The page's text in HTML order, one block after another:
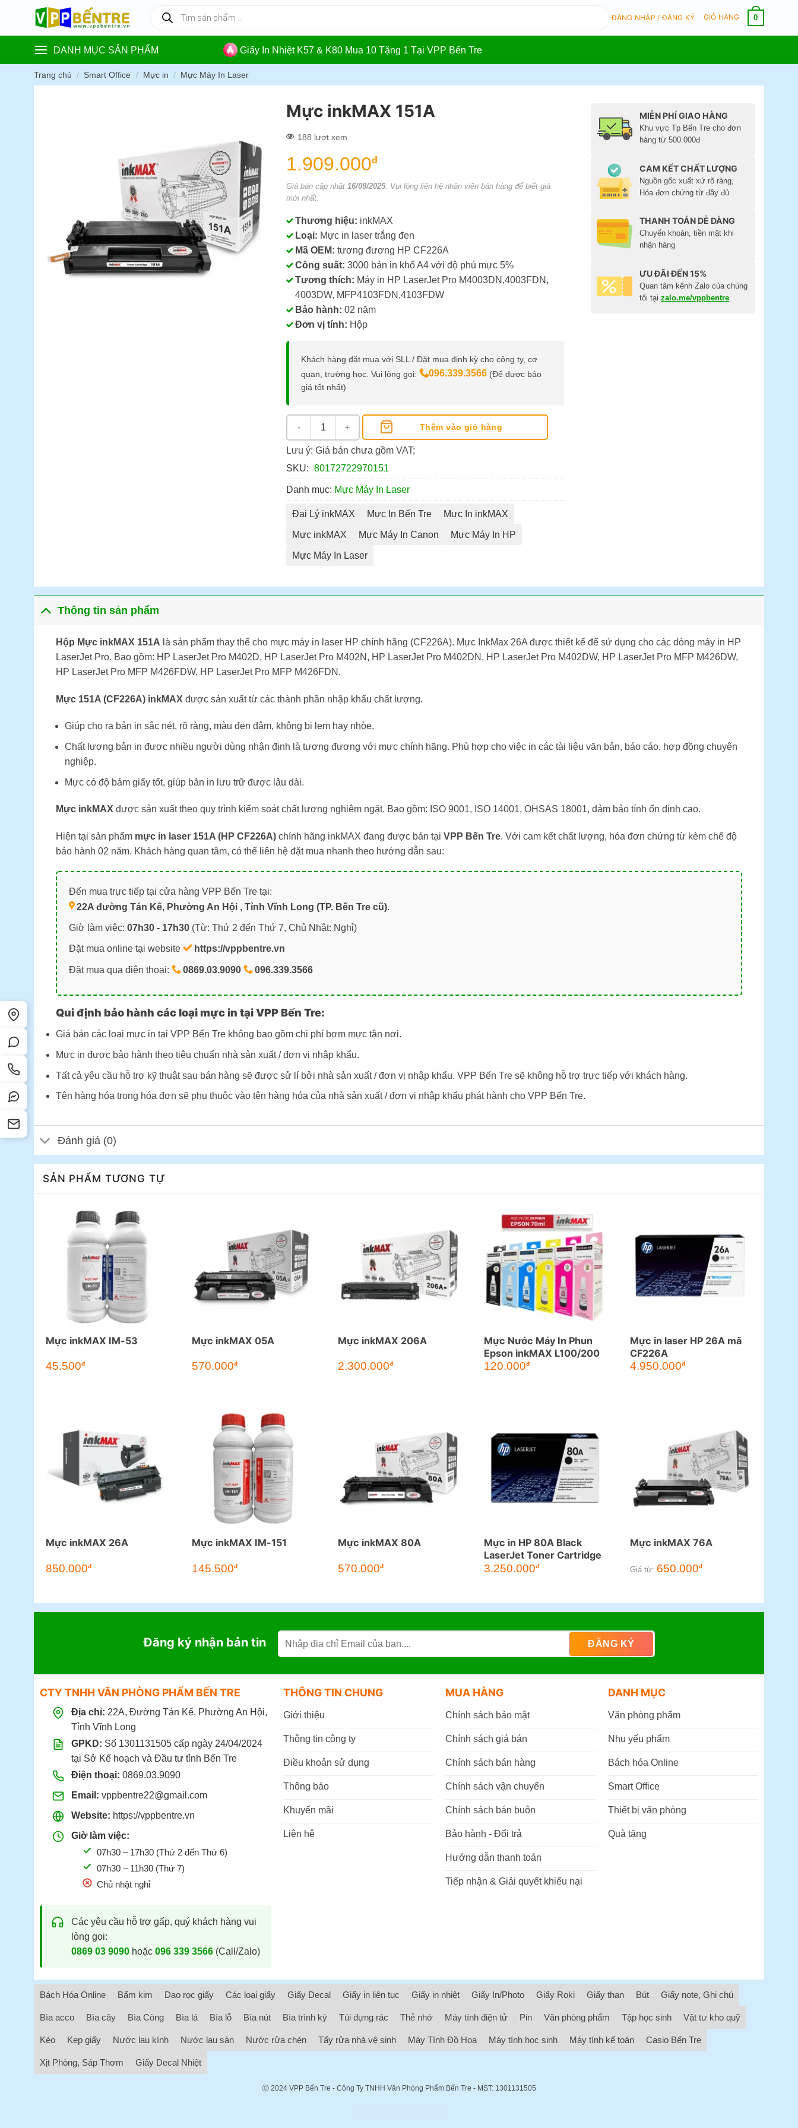
content
kiếm
phẩm
ĐĂNG NHẬP / ĐĂNG KÝ GIỎ HÀNG 0
DANH MỤC SẢN PHẨM Giấy In Nhiệt K57 & K80 Mua 10 Tặng 1 Tại VPP Bến Tre
Trang chủ / Smart Office / Mực in / Mực Máy In Laser
Mực inkMAX 151A
188 lượt xem
1.909.000đ
Giá bán cập nhật 16/09/2025. Vui lòng liên hệ nhân viên bán hàng để biết giá
mới nhất.
Thương hiệu: inkMAX
Loại: Mực in laser trắng đen
Mã OEM: tương đương HP CF226A
Công suất: 3000 bản in khổ A4 với độ phủ mực 5%
Tương thích: Máy in HP LaserJet Pro M4003DN,4003FDN,
4003DW, MFP4103FDN,4103FDW
Bảo hành: 02 năm
Đơn vị tính: Hộp
Khách hàng đặt mua với SLL / Đặt mua định kỳ cho công ty, cơ
quan, trường học. Vui lòng gọi:
096.339.3566 (Để được báo
giá tốt nhất)
Mực inkMAX 151A số lượng
Thêm vào giỏ hàng
Lưu ý: Giá bán chưa gồm VAT;
SKU: 80172722970151
Danh mục: Mực Máy In Laser
Đại Lý inkMAX Mực In Bến Tre Mực In inkMAX
Mực inkMAX Mực Máy In Canon Mực Máy In HP
Mực Máy In Laser
MIỄN PHÍ GIAO HÀNG
Khu vực Tp Bến Tre cho đơn
hàng từ 500.000đ
CAM KẾT CHẤT LƯỢNG
Nguồn gốc xuất xứ rõ ràng,
Hóa đơn chứng từ đầy đủ
THANH TOÁN DỄ DÀNG
Chuyển khoản, tiền mặt khi
nhận hàng
ƯU ĐÃI ĐẾN 15%
Quan tâm kênh Zalo của chúng
tôi tạizalo.me/vppbentre
Thông tin sản phẩm
Hộp Mực inkMAX 151A là sản phẩm thay thế cho mực máy in laser HP chính hãng (CF226A). Mực InkMax 26A được thiết kế để sử dụng cho các dòng máy in HP
LaserJet Pro. Bao gồm: HP LaserJet Pro M402D, HP LaserJet Pro M402N, HP LaserJet Pro M402DN, HP LaserJet Pro M402DW, HP LaserJet Pro MFP M426DW,
HP LaserJet Pro MFP M426FDW, HP LaserJet Pro MFP M426FDN.
Mực 151A (CF226A) inkMAX được sản xuất từ các thành phần nhập khẩu chất lượng.
Giúp cho ra bản in sắc nét, rõ ràng, màu đen đậm, không bị lem hay nhòe.
Chất lượng bản in được nhiều người dùng nhận định là tương đương với mực chính hãng. Phù hợp cho việc in các tài liệu văn bản, báo cáo, hợp đồng chuyên
nghiệp.
Mực có độ bám giấy tốt, giúp bản in lưu trữ được lâu dài.
Mực inkMAX được sản xuất theo quy trình kiểm soát chất lượng nghiêm ngặt. Bao gồm: ISO 9001, ISO 14001, OHSAS 18001, đảm bảo tính ổn định cao.
Hiện tại sản phẩmmực in laser 151A (HP CF226A)chính hãng inkMAX đang được bán tại VPP Bến Tre. Với cam kết chất lượng, hóa đơn chứng từ kèm chế độ
bảo hành 02 năm. Khách hàng quan tâm, có thể liên hệ đặt mua nhanh theo hướng dẫn sau:
Đến mua trực tiếp tại cửa hàng VPP Bến Tre tại:
22A đường Tán Kế, Phường An Hội , Tỉnh Vĩnh Long (TP. Bến Tre cũ).
Giờ làm việc: 07h30 - 17h30(Từ: Thứ 2 đến Thứ 7, Chủ Nhật: Nghỉ)
Đặt mua online tại website https://vppbentre.vn
Đặt mua qua điện thoại: 0869.03.9090 096.339.3566
Qui định bảo hành các loại mực in tại VPP Bến Tre:
Giá bán các loại mực in tại VPP Bến Tre không bao gồm chi phí bơm mực tận nơi.
Mực in được bảo hành theo tiêu chuẩn nhà sản xuất / đơn vị nhập khẩu.
Tất cả yêu cầu hỗ trợ kỹ thuật sau bán hàng sẽ được sử lí bởi nhà sản xuất / đơn vị nhập khẩu. VPP Bến Tre sẽ không hỗ trợ trực tiếp với khách hàng.
Tên hàng hóa trong hóa đơn sẽ phụ thuộc vào tên hàng hóa của nhà sản xuất / đơn vị nhập khẩu phát hành cho VPP Bến Tre.
Đánh giá (0)
SẢN PHẨM TƯƠNG TỰ
Mực inkMAX IM-53
45.500đ
Mực inkMAX 05A
570.000đ
Mực inkMAX 206A
2.300.000đ
Mực Nước Máy In Phun
Epson inkMAX L100/200
120.000đ
Mực in laser HP 26A mã
CF226A
4.950.000đ
Mực inkMAX 26A
850.000đ
Mực inkMAX IM-151
145.500đ
Mực inkMAX 80A
570.000đ
Mực in HP 80A Black
LaserJet Toner Cartridge
3.250.000đ
Mực inkMAX 76A
Giá từ: 650.000đ
Đăng ký nhận bản tin
CTY TNHH VĂN PHÒNG PHẨM BẾN TRE
Địa chỉ: 22A, Đường Tán Kế, Phường An Hội,
Tỉnh Vĩnh Long
GPKD: Số 1301131505 cấp ngày 24/04/2024
tại Sở Kế hoạch và Đầu tư tỉnh Bến Tre
Điện thoại: 0869.03.9090
Email: vppbentre22@gmail.com
Website: https://vppbentre.vn
Giờ làm việc:
07h30 – 17h30 (Thứ 2 đến Thứ 6)
07h30 – 11h30 (Thứ 7)
Chủ nhật nghỉ
Các yêu cầu hỗ trợ gấp, quý khách hàng vui
lòng gọi:
0869 03 9090hoặc 096 339 3566(Call/Zalo)
THÔNG TIN CHUNG
Giới thiệu
Thông tin công ty
Điều khoản sử dụng
Thông báo
Khuyến mãi
Liên hệ
MUA HÀNG
Chính sách bảo mật
Chính sách giá bán
Chính sách bán hàng
Chính sách vận chuyển
Chính sách bán buôn
Bảo hành - Đổi trả
Hướng dẫn thanh toán
Tiếp nhận & Giải quyết khiếu nại
DANH MỤC
Văn phòng phẩm
Nhu yếu phẩm
Bách hóa Online
Smart Office
Thiết bị văn phòng
Quà tặng
Bách Hóa Online Bấm kim Dao rọc giấy Các loại giấy Giấy Decal Giấy in liên tục Giấy in nhiệt Giấy In/Photo Giấy Roki Giấy than Bút Giấy note, Ghi chú
Bìa acco Bìa cây Bìa Còng Bìa lá Bìa lỗ Bìa nút Bìa trình ký Túi đựng rác Thẻ nhớ Máy tính điện tử Pin Văn phòng phẩm Tập học sinh Vật tư kho quỹ
Kéo Kẹp giấy Nước lau kính Nước lau sàn Nước rửa chén Tẩy rửa nhà vệ sinh Máy Tính Đồ Họa Máy tính học sinh Máy tính kế toán Casio Bến Tre
Xịt Phòng, Sáp Thơm Giấy Decal Nhiệt
ⓒ 2024 VPP Bến Tre - Công Ty TNHH Văn Phòng Phẩm Bến Tre - MST: 1301131505